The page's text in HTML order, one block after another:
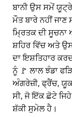
ਬਾਨੀ ਉਸ ਸਮੇਂ
ਮੌਤ ਬਾਰੇ ਨਹੀਂ
ਮ੍ਰਿਤਕ ਦੀ ਸੂਚਨਾ
ਸ਼ਹਿਰ ਵਿੱਚ ਅਤੇ
ਦਾ ਇਸ਼ਤਿਹਾਰ
ਨੂੰ 🚩 ਲਾਲ ਝੰਡਾ
ਅੰਗਰੇਜ਼ੀ, ਫ੍ਰੈਂਚ,
ਸੀ, ਜੋ ਇੱਕ ਛੋਟੇ
ਸ਼ੱਕੀ ਸੁਮੇਲ ਹੈ।